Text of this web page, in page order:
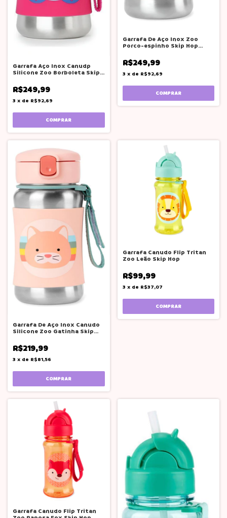
Garrafa Aço Inox Canudp
Silicone Zoo Borboleta Skip
R$249,99
3 x de R$92,69
Garrafa De Aço Inox Zoo
Porco-espinho Skip Hop
R$249,99
3 x de R$92,69
Garrafa De Aço Inox Canudo
Silicone Zoo Gatinha Skip
R$219,99
3 x de R$81,56
Garrafa Canudo Flip Tritan
Zoo Leão Skip Hop
R$99,99
3 x de R$37,07
Garrafa Canudo Flip Tritan